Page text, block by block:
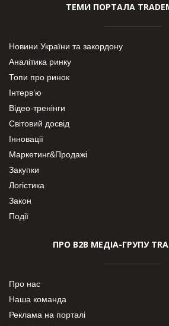
ТЕМИ ПОРТАЛА
Новини України та закордону
Аналітика ринку
Топи про ринок
Інтерв’ю
Відео-тренінги
Світовий досвід
Інновації
Маркетинг&Продажі
Закупки
Логістика
Закон
Події
ПРО В2В МЕДІА-ГРУПУ
Про нас
Наша команда
Реклама на порталі